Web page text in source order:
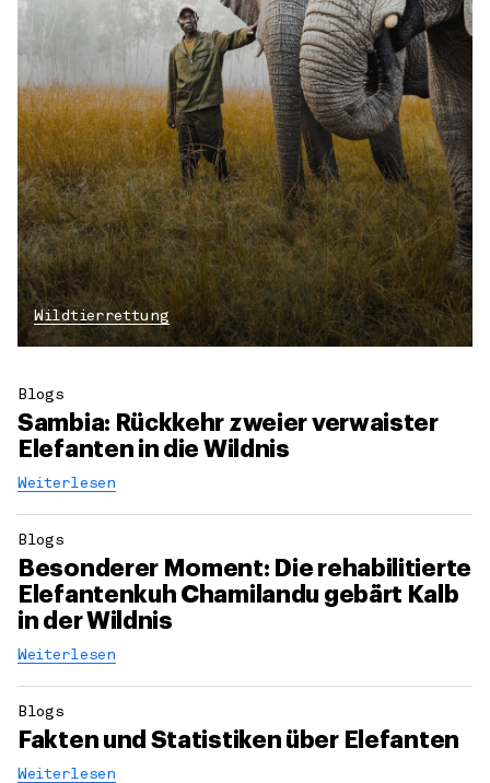
Wildtierrettung
Blogs
Sambia: Rückkehr zweier verwaister
Elefanten in die Wildnis
Weiterlesen
Blogs
Besonderer Moment: Die rehabilitierte
Elefantenkuh Chamilandu gebärt Kalb
in der Wildnis
Weiterlesen
Blogs
Fakten und Statistiken über Elefanten
Weiterlesen